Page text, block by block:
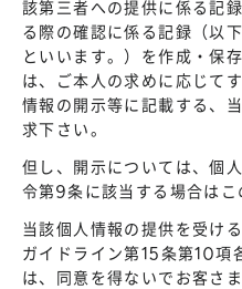
該第三者への提供に係る記
る際の確認に係る記録（以
といいます。）を作成・保
は、ご本人の求めに応じて
情報の開示等に記載する、
求下さい。
但し、開示については、個
令第9条に該当する場合はこ
当該個人情報の提供を受け
ガイドライン第15条第10項
は、同意を得ないでお客さ